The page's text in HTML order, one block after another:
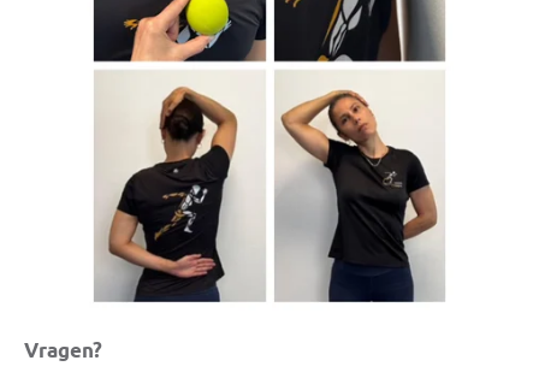
Vragen?